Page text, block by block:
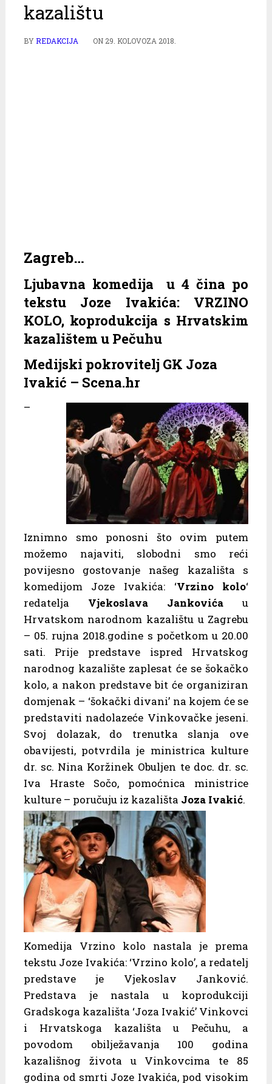
kazalištu
BYREDAKCIJA ON29. KOLOVOZA 2018.
Zagreb…
Ljubavna komedija u 4 čina po
tekstu Joze Ivakića: VRZINO
KOLO, koprodukcija s Hrvatskim
kazalištem u Pečuhu
Medijski pokrovitelj GK Joza
Ivakić – Scena.hr
–
Iznimno smo ponosni što ovim putem
možemo najaviti, slobodni smo reći
povijesno gostovanje našeg kazališta s
komedijom Joze Ivakića: ‘Vrzino kolo‘
redatelja Vjekoslava Jankovića u
Hrvatskom narodnom kazalištu u Zagrebu
– 05. rujna 2018.godine s početkom u 20.00
sati. Prije predstave ispred Hrvatskog
narodnog kazalište zaplesat će se šokačko
kolo, a nakon predstave bit će organiziran
domjenak – ‘šokački divani’ na kojem će se
predstaviti nadolazeće Vinkovačke jeseni.
Svoj dolazak, do trenutka slanja ove
obavijesti, potvrdila je ministrica kulture
dr. sc. Nina Koržinek Obuljen te doc. dr. sc.
Iva Hraste Sočo, pomoćnica ministrice
kulture – poručuju iz kazališta Joza Ivakić.
Komedija Vrzino kolo nastala je prema
tekstu Joze Ivakića: ‘Vrzino kolo’, a redatelj
predstave je Vjekoslav Janković.
Predstava je nastala u koprodukciji
Gradskoga kazališta ‘Joza Ivakić’ Vinkovci
i Hrvatskoga kazališta u Pečuhu, a
povodom obilježavanja 100 godina
kazališnog života u Vinkovcima te 85
godina od smrti Joze Ivakića, pod visokim